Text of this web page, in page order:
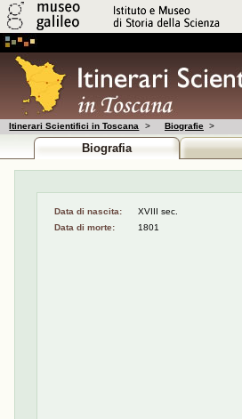
Itinerari Scientifici in Toscana > Biografie >
Biografia
Data di nascita:
XVIII sec.
Data di morte:
1801